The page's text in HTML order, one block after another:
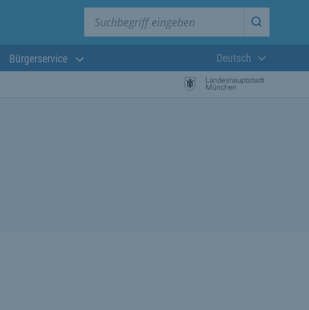
Suche
Bürgerservice
Aktuelle
Deutsch